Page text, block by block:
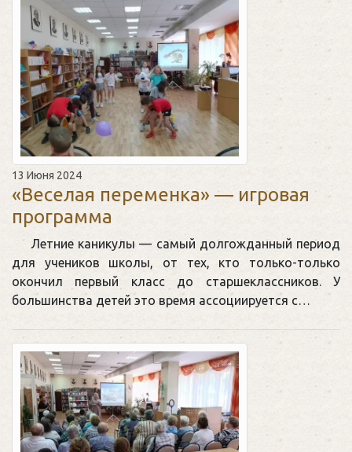
13 Июня 2024
«Веселая переменка» — игровая
программа
Летние каникулы — самый долгожданный период
для учеников школы, от тех, кто только-только
окончил первый класс до старшеклассников. У
большинства детей это время ассоциируется с…